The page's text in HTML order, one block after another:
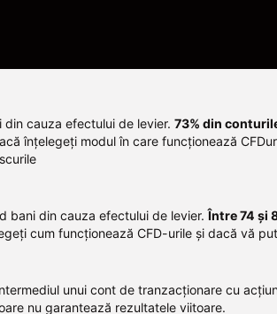
cauza efectului de levier. 73% din
înțelegeți modul în care funcționează
bani din cauza efectului de levier.Între 74 și
cum funcționează CFD-urile și dacă vă
unui cont de tranzacționare cu
nu garantează rezultatele viitoare.